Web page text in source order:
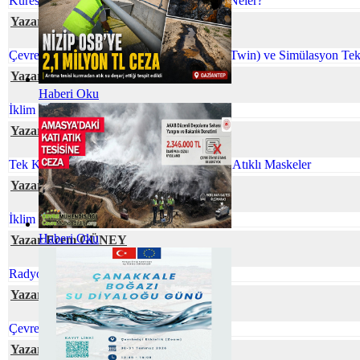
Haberi Oku
Haberi Oku
Yazar Tuğba KAKTİMUR
Çevre Mühendisliğinde Dijital İkiz (Digital Twin) ve Simülasyon
Yazar Cihan YEŞİL
İklim Değişmesine Karşı Talep Hassasiyeti
Yazar Gökhan TUFAN
Tek Kullanımlık Maskeler Yerine Minimum Atıklı Maskeler
Yazar Prof. Dr. Zeynep ZAİMOĞLU
İklim Değişikliği ve Gıda Arzı
Yazar Ecem GÜNEY
Radyoaktif Atık Yönetimi
Yazar Dilek AŞAN
Çevre Mühendisliği ve İklim Değişikliği
Yazar Nihal SÖZBİR KARAKUŞ